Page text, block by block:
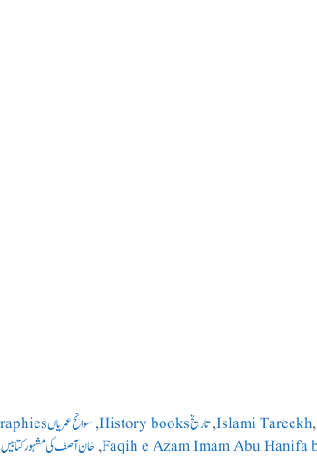
Islami Tareekh,
,تاریخ History books ,سوانح عمریاں Biographies
Faqih e Azam Imam Abu Hanifa
,خان آصف کی مشہور کتابیں